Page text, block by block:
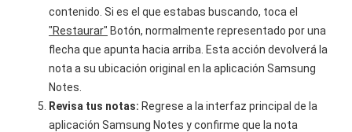
contenido. Si es el que estabas buscando, toca el
"Restaurar" Botón, normalmente representado por una
flecha que apunta hacia arriba. Esta acción devolverá la
nota a su ubicación original en la aplicación Samsung
Notes.
Revisa tus notas: Regrese a la interfaz principal de la
aplicación Samsung Notes y confirme que la nota